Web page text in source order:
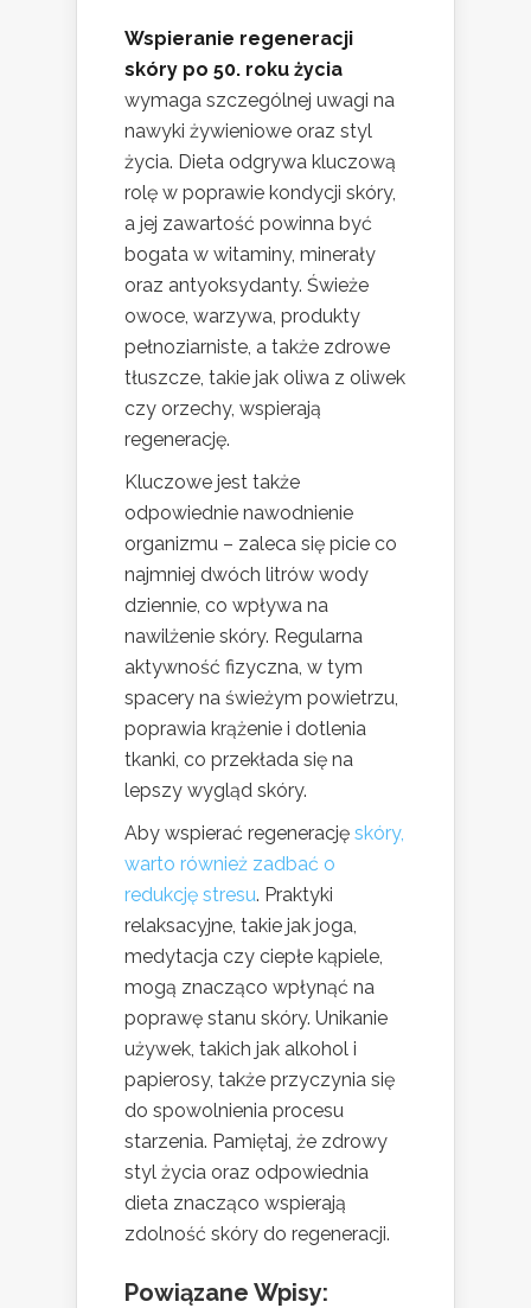
Wspieranie regeneracji
skóry po 50. roku życia
wymaga szczególnej uwagi na
nawyki żywieniowe oraz styl
życia. Dieta odgrywa kluczową
rolę w poprawie kondycji skóry,
a jej zawartość powinna być
bogata w witaminy, minerały
oraz antyoksydanty. Świeże
owoce, warzywa, produkty
pełnoziarniste, a także zdrowe
tłuszcze, takie jak oliwa z oliwek
czy orzechy, wspierają
regenerację.
Kluczowe jest także
odpowiednie nawodnienie
organizmu – zaleca się picie co
najmniej dwóch litrów wody
dziennie, co wpływa na
nawilżenie skóry. Regularna
aktywność fizyczna, w tym
spacery na świeżym powietrzu,
poprawia krążenie i dotlenia
tkanki, co przekłada się na
lepszy wygląd skóry.
Aby wspierać regenerację skóry,
warto również zadbać o
redukcję stresu. Praktyki
relaksacyjne, takie jak joga,
medytacja czy ciepłe kąpiele,
mogą znacząco wpłynąć na
poprawę stanu skóry. Unikanie
używek, takich jak alkohol i
papierosy, także przyczynia się
do spowolnienia procesu
starzenia. Pamiętaj, że zdrowy
styl życia oraz odpowiednia
dieta znacząco wspierają
zdolność skóry do regeneracji.
Powiązane Wpisy: